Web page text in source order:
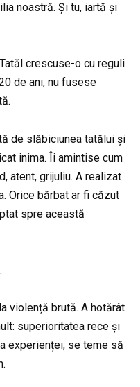
noastră. Și tu, iartă și
crescuse-o cu reguli
de ani, nu fusese
de slăbiciunea tatălui și
inima. Îi amintise cum
atent, grijuliu. A realizat
Orice bărbat ar fi căzut
spre această
violență brută. A hotărât
superioritatea rece și
experienței, se teme să